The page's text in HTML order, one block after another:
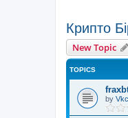
Крипто
New Topic
TOPICS
by